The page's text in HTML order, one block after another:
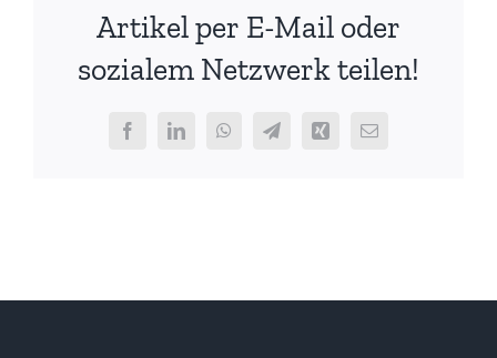
Open
Artikel per E-Mail oder
sozialem Netzwerk teilen!
FacebookLinkedInWhatsAppTelegramXing
E-